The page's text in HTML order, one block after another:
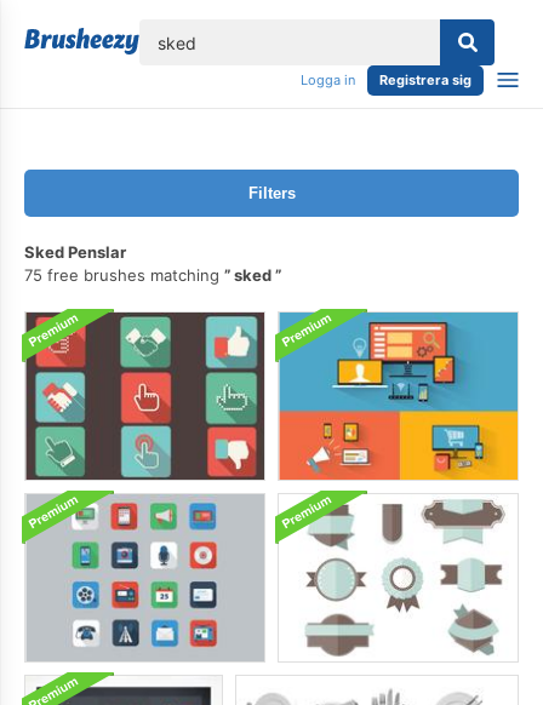
Logga in Registrera sig
Filters
Sked Penslar
75 free brushes matching
sked